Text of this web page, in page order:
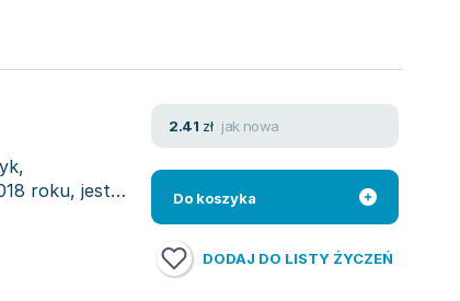
roku, jest
2.41 zł jak nowa
Do koszyka
DODAJ DO LISTY ŻYCZEŃ